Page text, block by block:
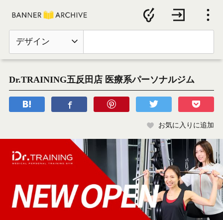
デザイン
Dr.TRAINING五反田店 医療系パーソナルジム
お気に入りに追加